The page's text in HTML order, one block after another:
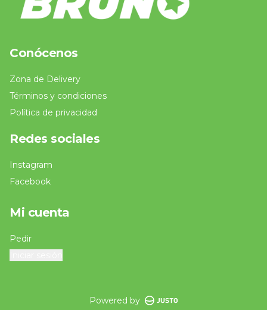
Conócenos
Zona de Delivery
Términos y condiciones
Política de privacidad
Redes sociales
Instagram
Facebook
Mi cuenta
Pedir
Powered by